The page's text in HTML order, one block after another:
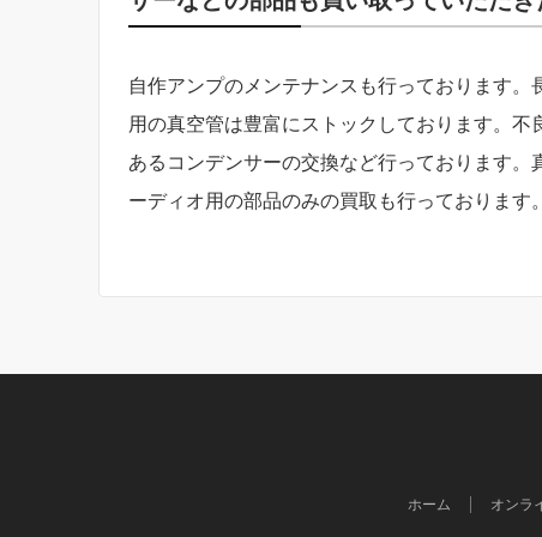
自作アンプのメンテナンスも行っております
用の真空管は豊富にストックしております。
あるコンデンサーの交換など行っております
ーディオ用の部品のみの買取も行っております。
ホーム オンラ